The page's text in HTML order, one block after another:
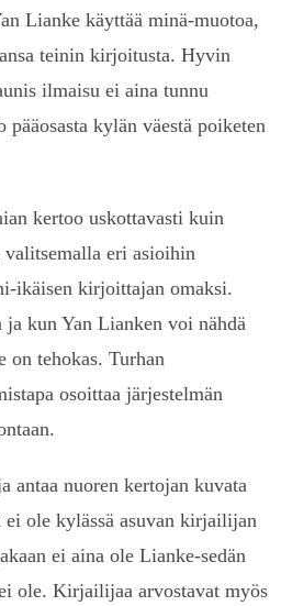
Lianke käyttää minä-muotoa,
teinin kirjoitusta. Hyvin
ilmaisu ei aina tunnu
kylän väestä poiketen
kertoo uskottavasti kuin
valitsemalla eri asioihin
ikäisen kirjoittajan omaksi.
kun Yan Lianken voi nähdä
on tehokas. Turhan
osoittaa järjestelmän
antaa nuoren kertojan kuvata
ole kylässä asuvan kirjailijan
ei aina ole Lianke-sedän
ole. Kirjailijaa arvostavat myös